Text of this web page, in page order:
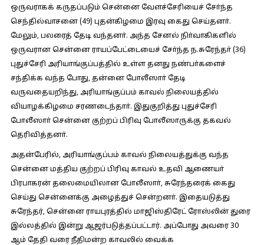
ஒருவராகக் கருதப்படும் சென்னை வேளச்சேரியைச் சோ்ந்த
செந்தில்வாசனை (49) புதன்கிழமை இரவு கைது செய்தனா்.
மேலும், பலரைத் தேடி வந்தனா். அந்த சேனல் நிா்வாகிகளில்
ஒருவரான சென்னை ராயப்பேட்டையைச் சோ்ந்த ந.சுரேந்தா் (36)
புதுச்சேரி அரியாங்குப்பத்தில் உள்ள தனது நண்பா்களைச்
சந்திக்க வந்த போது, தன்னை போலீஸாா் தேடி
வருவதையறிந்து, அரியாங்குப்பம் காவல் நிலையத்தில்
வியாழக்கிழமை சரணடைந்தாா். இதுகுறித்து புதுச்சேரி
போலீஸாா் சென்னை குற்றப் பிரிவு போலீஸாருக்கு தகவல்
தெரிவித்தனா்.
அதன்பேரில், அரியாங்குப்பம் காவல் நிலையத்துக்கு வந்த
சென்னை மத்திய குற்றப் பிரிவு காவல் உதவி ஆணையா்
பிரபாகரன் தலைமையிலான போலீஸாா், சுரேந்தரைக் கைது
செய்து சென்னைக்கு அழைத்துச் சென்றனா். இதையடுத்து
சுரேந்தர், சென்னை ராயபுரத்தில் மாஜிஸ்திரேட் ரோஸ்லின் துரை
இல்லத்தில் இன்று ஆஜர்படுத்தப்பட்டார். அப்போது அவரை 30
ஆம் தேதி வரை நீதிமன்ற காவலில் வைக்க